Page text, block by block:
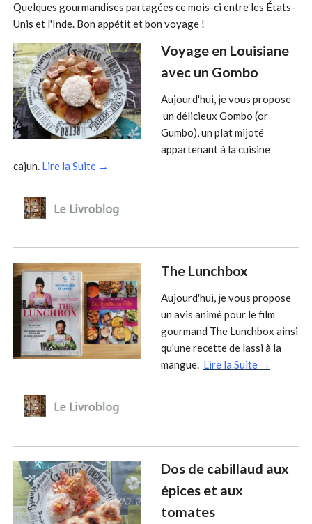
Quelques gourmandises partagées ce mois-ci entre les États-
Unis et l'Inde. Bon appétit et bon voyage !
Voyage en Louisiane
avec un Gombo
Aujourd'hui, je vous propose
un délicieux Gombo (or
Gumbo), un plat mijoté
appartenant à la cuisine
cajun. Lire la Suite →
The Lunchbox
Aujourd'hui, je vous propose
un avis animé pour le film
gourmand The Lunchbox ainsi
qu'une recette de lassi à la
mangue. Lire la Suite →
Dos de cabillaud aux
épices et aux
tomates